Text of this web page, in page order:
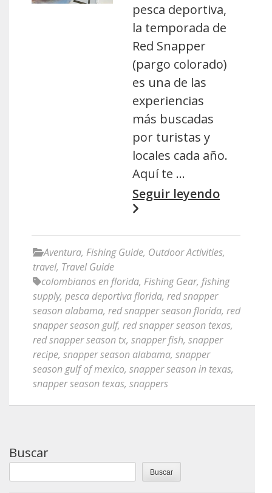
pesca deportiva,
la temporada de
Red Snapper
(pargo colorado)
es una de las
experiencias
más buscadas
por turistas y
locales cada año.
Aquí te …
Seguir leyendo
Aventura, Fishing Guide, Outdoor Activities,
travel, Travel Guide
colombianos en florida, Fishing Gear, fishing
supply, pesca deportiva florida, red snapper
season alabama, red snapper season florida, red
snapper season gulf, red snapper season texas,
red snapper season tx, snapper fish, snapper
recipe, snapper season alabama, snapper
season gulf of mexico, snapper season in texas,
snapper season texas, snappers
Buscar
Buscar